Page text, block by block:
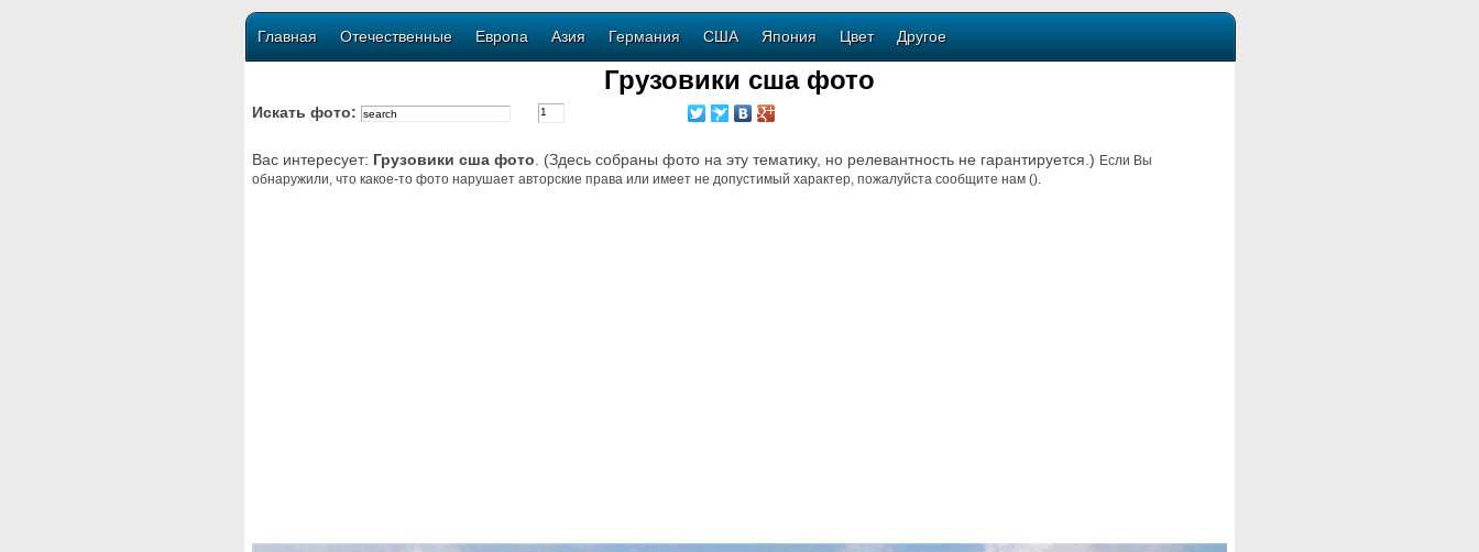
Главная Отечественные Европа Азия Германия США Япония Цвет Другое
Грузовики сша фото
Искать фото:
Вас интересует: Грузовики сша фото . (Здесь собраны фото на эту тематику, но релевантность не гарантируется.) Если Вы
обнаружили, что какое-то фото нарушает авторские права или имеет не допустимый характер, пожалуйста сообщите нам ().